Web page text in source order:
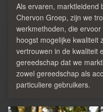
Als ervaren, marktleidend
Chervon Groep, zijn we
werkmethoden, die
hoogst mogelijke kwaliteit
vertrouwen in de kwaliteit
gereedschap dat we
zowel gereedschap als
particuliere gebruikers.